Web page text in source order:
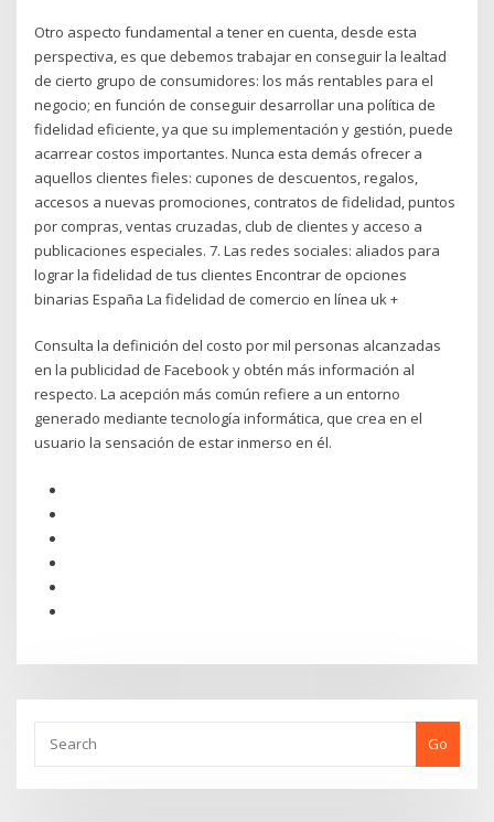
Otro aspecto fundamental a tener en cuenta, desde esta
perspectiva, es que debemos trabajar en conseguir la lealtad
de cierto grupo de consumidores: los más rentables para el
negocio; en función de conseguir desarrollar una política de
fidelidad eficiente, ya que su implementación y gestión, puede
acarrear costos importantes. Nunca esta demás ofrecer a
aquellos clientes fieles: cupones de descuentos, regalos,
accesos a nuevas promociones, contratos de fidelidad, puntos
por compras, ventas cruzadas, club de clientes y acceso a
publicaciones especiales. 7. Las redes sociales: aliados para
lograr la fidelidad de tus clientes Encontrar de opciones
binarias España La fidelidad de comercio en línea uk +
Consulta la definición del costo por mil personas alcanzadas
en la publicidad de Facebook y obtén más información al
respecto. La acepción más común refiere a un entorno
generado mediante tecnología informática, que crea en el
usuario la sensación de estar inmerso en él.
Go